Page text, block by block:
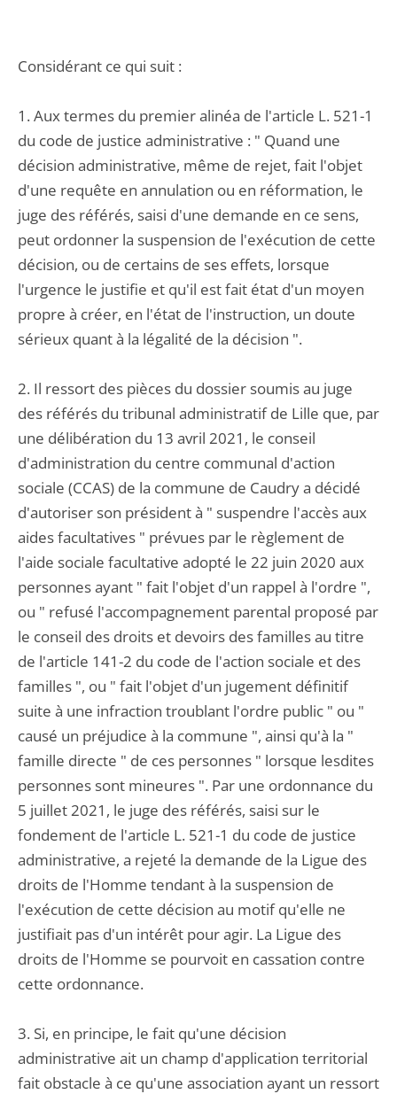
Considérant ce qui suit :
1. Aux termes du premier alinéa de l'article L. 521-1
du code de justice administrative : " Quand une
décision administrative, même de rejet, fait l'objet
d'une requête en annulation ou en réformation, le
juge des référés, saisi d'une demande en ce sens,
peut ordonner la suspension de l'exécution de cette
décision, ou de certains de ses effets, lorsque
l'urgence le justifie et qu'il est fait état d'un moyen
propre à créer, en l'état de l'instruction, un doute
sérieux quant à la légalité de la décision ".
2. Il ressort des pièces du dossier soumis au juge
des référés du tribunal administratif de Lille que, par
une délibération du 13 avril 2021, le conseil
d'administration du centre communal d'action
sociale (CCAS) de la commune de Caudry a décidé
d'autoriser son président à " suspendre l'accès aux
aides facultatives " prévues par le règlement de
l'aide sociale facultative adopté le 22 juin 2020 aux
personnes ayant " fait l'objet d'un rappel à l'ordre ",
ou " refusé l'accompagnement parental proposé par
le conseil des droits et devoirs des familles au titre
de l'article 141-2 du code de l'action sociale et des
familles ", ou " fait l'objet d'un jugement définitif
suite à une infraction troublant l'ordre public " ou "
causé un préjudice à la commune ", ainsi qu'à la "
famille directe " de ces personnes " lorsque lesdites
personnes sont mineures ". Par une ordonnance du
5 juillet 2021, le juge des référés, saisi sur le
fondement de l'article L. 521-1 du code de justice
administrative, a rejeté la demande de la Ligue des
droits de l'Homme tendant à la suspension de
l'exécution de cette décision au motif qu'elle ne
justifiait pas d'un intérêt pour agir. La Ligue des
droits de l'Homme se pourvoit en cassation contre
cette ordonnance.
3. Si, en principe, le fait qu'une décision
administrative ait un champ d'application territorial
fait obstacle à ce qu'une association ayant un ressort